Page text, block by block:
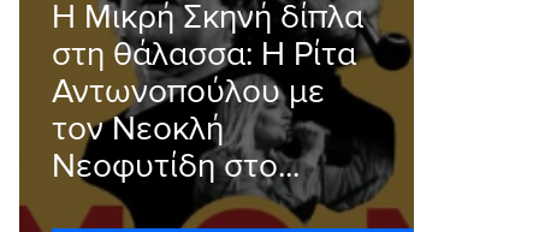
Η Μικρή Σκηνή δίπλα
στη θάλασσα: Η Ρίτα
Αντωνοπούλου με
τον Νεοκλή
Νεοφυτίδη στο...